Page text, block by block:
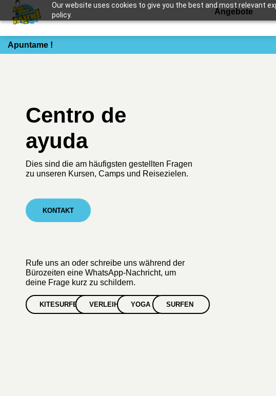
Our website uses cookies to give you the best and most relevant
policy.
Angebote
Apuntame !
Centro de
ayuda
Dies sind die am häufigsten gestellten Fragen
zu unseren Kursen, Camps und Reisezielen.
KONTAKT
Rufe uns an oder schreibe uns während der
Bürozeiten eine WhatsApp-Nachricht, um
deine Frage kurz zu schildern.
KITESURFEN VERLEIH YOGA SURFEN